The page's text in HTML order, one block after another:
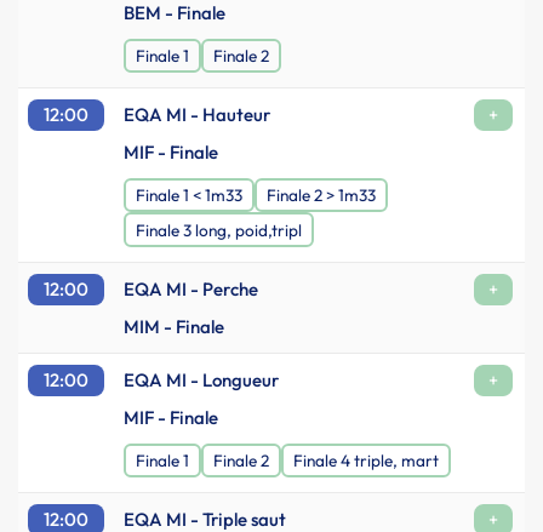
BEM - Finale
Finale 1 Finale 2
12:00 EQA MI - Hauteur
+
MIF - Finale
Finale 1 < 1m33
Finale 2 > 1m33
Finale 3 long, poid,tripl
12:00 EQA MI - Perche
+
MIM - Finale
12:00 EQA MI - Longueur
+
MIF - Finale
Finale 1 Finale 2 Finale 4 triple, mart
12:00 EQA MI - Triple saut
+